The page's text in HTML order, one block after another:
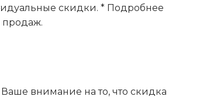
скидки. * Подробнее
продаж.
внимание на то, что скидка